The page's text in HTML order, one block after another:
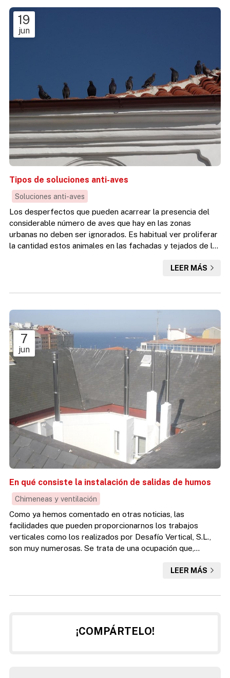
19
jun
Tipos de soluciones anti-aves
Soluciones anti-aves
Los desperfectos que pueden acarrear la presencia del
considerable número de aves que hay en las zonas
urbanas no deben ser ignorados. Es habitual ver proliferar
la cantidad estos animales en las fachadas y tejados de las
obstrucciones y oxidaciones que ocasiones sus residuos
posibles enfermedades que muchas veces van unidas a
para no hacer...
LEER MÁS
7
jun
En qué consiste la instalación de salidas de humos
Chimeneas y ventilación
Como ya hemos comentado en otras noticias, las
facilidades que pueden proporcionarnos los trabajos
verticales como los realizados por Desafío Vertical, S.L.,
son muy numerosas. Se trata de una ocupación que,
mucho más rápida y eficaz, permitiendo el acceso a zonas
tener que montar ningún tipo de maquinaria externa. De
LEER MÁS
¡COMPÁRTELO!